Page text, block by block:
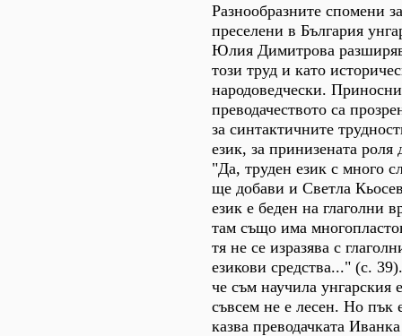
Разнообразните спомени
преселени в България
Юлия Димитрова
този труд и като
народоведчески.
преводачеството са
за синтактичните
език, за принизената роля
"Да, труден език с много
ще добави и Светла
език е беден на глаголни
там също има
тя не се изразява с
езикови средства..." (с.
че съм научила унгарския
съвсем не е лесен. Но пък
казва преводачката